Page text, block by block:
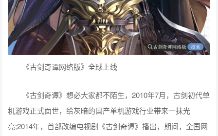
《古剑奇谭网络版》全球上线
《古剑奇谭》想必大家都不陌生，2010年7月，古剑初代单
机游戏正式面世，给灰暗的国产单机游戏行业带来一抹光
亮;2014年，首部改编电视剧《古剑奇谭》播出，期间，全国网